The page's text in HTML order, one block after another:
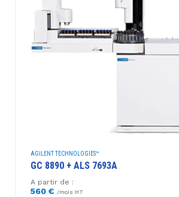
AGILENT TECHNOLOGIES™
GC 8890 + ALS 7693A
A partir de :
560 € /mois HT